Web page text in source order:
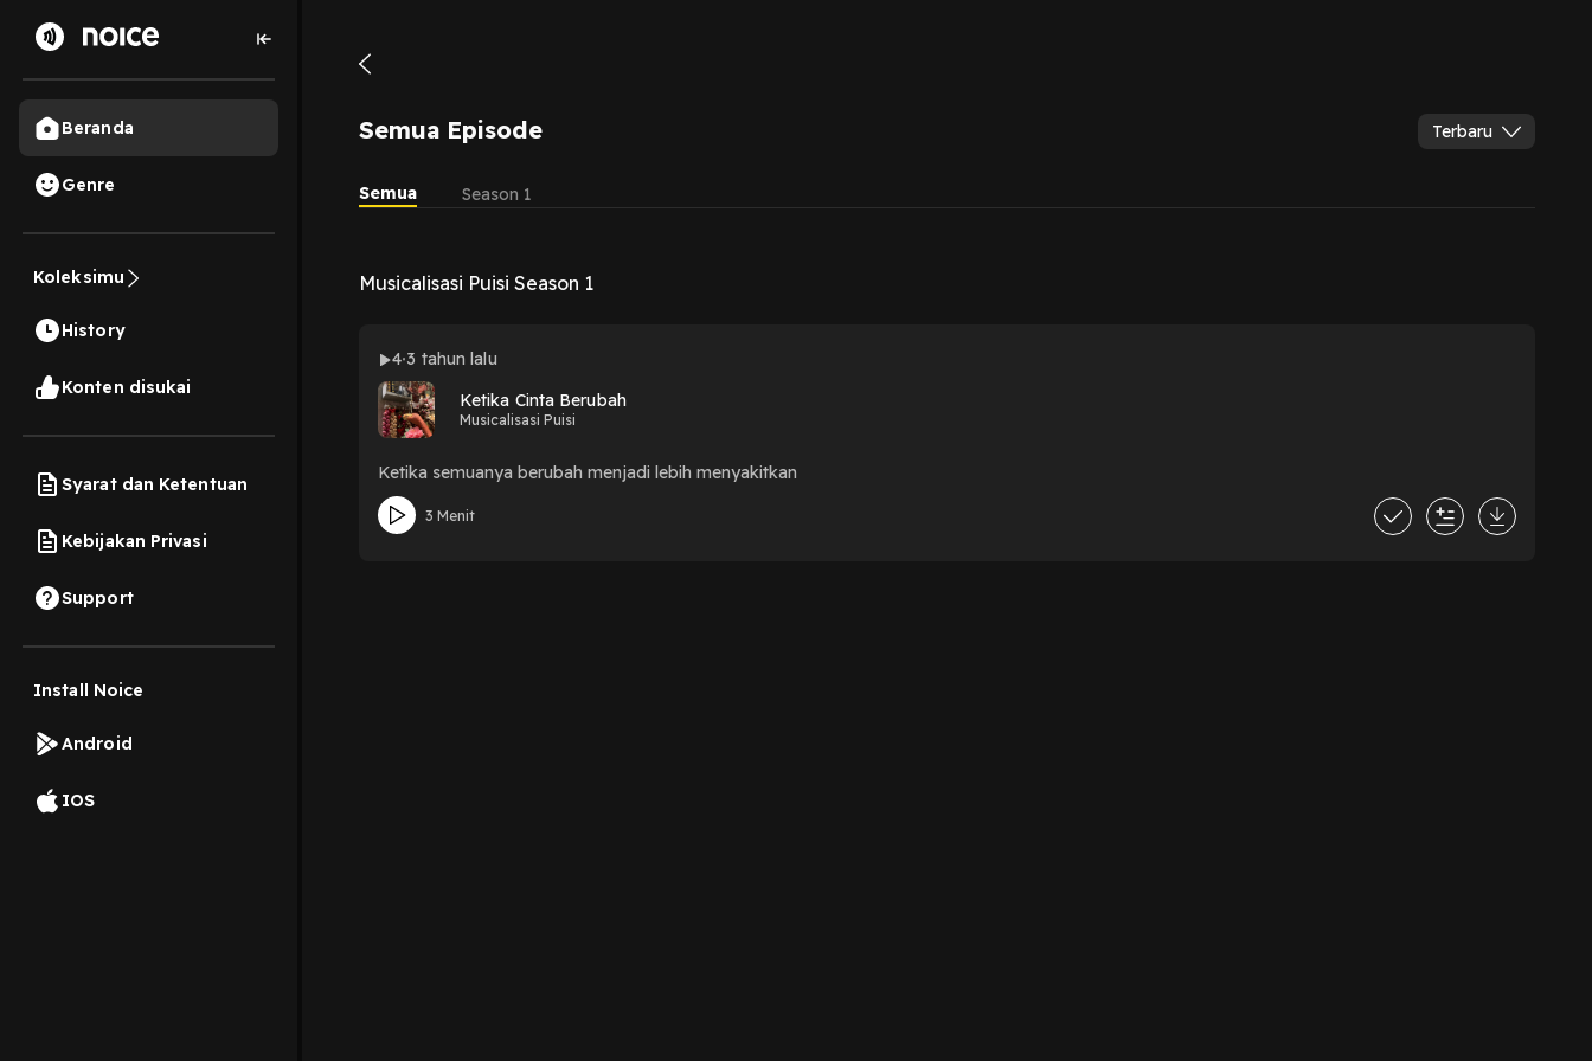
Beranda
Genre
Koleksimu
History
Konten disukai
Syarat dan Ketentuan
Kebijakan Privasi
Support
Install Noice
Android
IOS
Semua Episode Terbaru
Semua Season 1
Musicalisasi Puisi Season 1
4 3 tahun lalu
Ketika Cinta Berubah
Musicalisasi Puisi
Ketika semuanya berubah menjadi lebih menyakitkan
3 Menit